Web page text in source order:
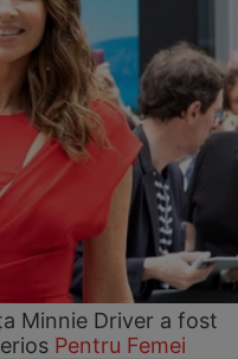
Minnie Driver a fost
Pentru Femei